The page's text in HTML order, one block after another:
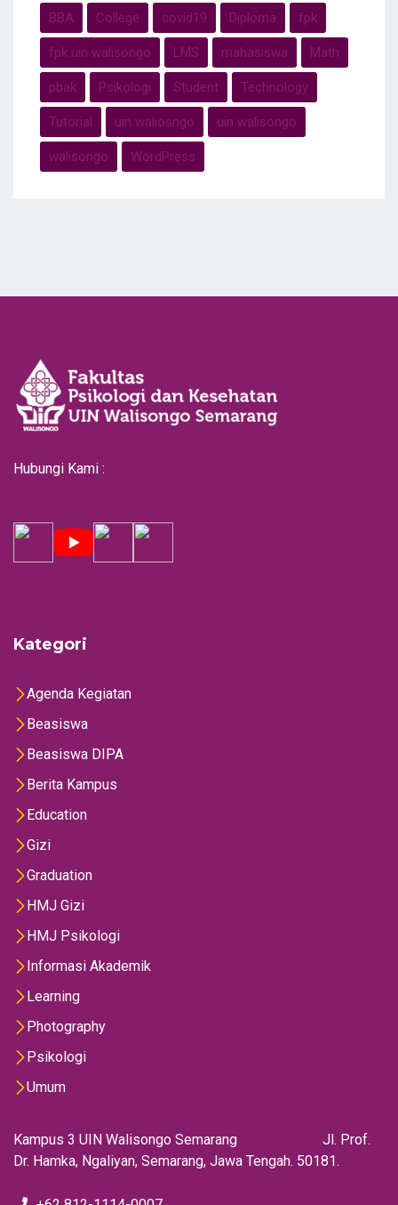
BBA College covid19 Diploma fpk
fpk uin walisongo LMS mahasiswa Math
pbak Psikologi Student Technology
Tutorial uin waliosngo uin walisongo
walisongo WordPress
Hubungi Kami :
Kategori
Agenda Kegiatan
Beasiswa
Beasiswa DIPA
Berita Kampus
Education
Gizi
Graduation
HMJ Gizi
HMJ Psikologi
Informasi Akademik
Learning
Photography
Psikologi
Umum
Kampus 3 UIN Walisongo Semarang Jl. Prof.
Dr. Hamka, Ngaliyan, Semarang, Jawa Tengah. 50181.